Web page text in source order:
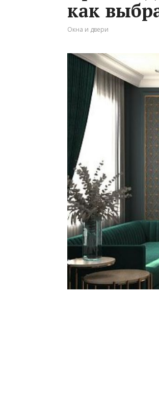
как
Окна и двери